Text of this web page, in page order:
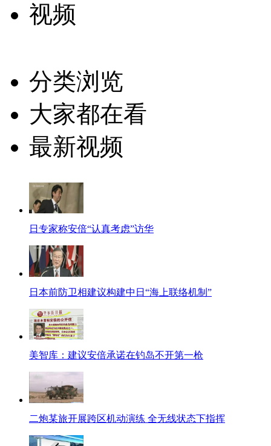
视频
分类浏览
大家都在看
最新视频
日专家称安倍“认真考虑”访华
日本前防卫相建议构建中日“海上联络机制”
美智库：建议安倍承诺在钓岛不开第一枪
二炮某旅开展跨区机动演练 全无线状态下指挥